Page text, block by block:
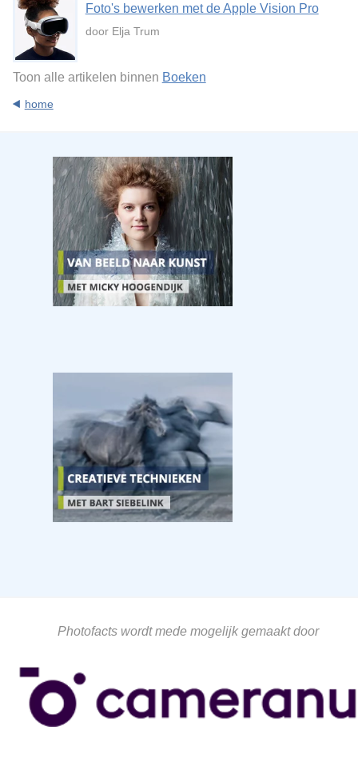
Foto's bewerken met de Apple Vision Pro
door Elja Trum
Toon alle artikelen binnen Boeken
home
Photofacts wordt mede mogelijk gemaakt door